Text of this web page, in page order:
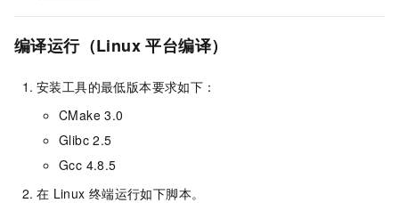
编译运行（Linux 平台编译）
安装工具的最低版本要求如下：
CMake 3.0
Glibc 2.5
Gcc 4.8.5
在 Linux 终端运行如下脚本。